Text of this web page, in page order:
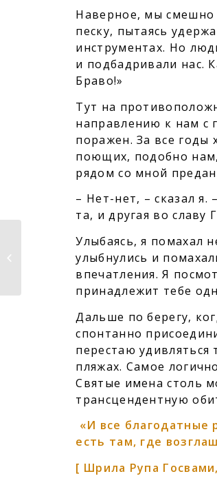
Наверное, мы смешно
песку, пытаясь
инструментах. Но
и подбадривали нас.
Браво!»
Тут на
направлению к нам с
поражен. За все годы
поющих, подобно
рядом со мной
– Нет-нет, – сказал
та, и другая во
Улыбаясь, я помахал
улыбнулись и
впечатления. Я
принадлежит тебе
Дальше по берегу,
спонтанно
перестаю
пляжах. Самое
Святые имена столь
трансцендентную
«И все благодатные
есть там, где
[ Шрила Рупа
Lord Caitanya Leads Kirtan /
Господь Чайтанья ведет к�...